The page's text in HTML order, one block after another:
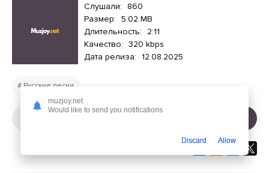
Слушали:
860
Размер: 5.02 MB
Длительность:
2:11
Качество: 320 kbps
Дата релиза: 12.08.2025
Русские песни
muzjoy.net
Would like to send you notifications
Discard Allow